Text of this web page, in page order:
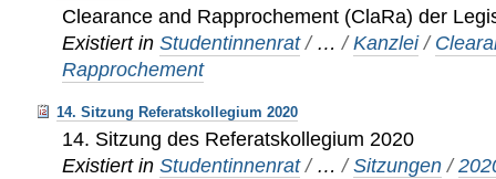
Clearance and Rapprochement (ClaRa) der
Existiert in Studentinnenrat / …/Kanzlei /
Rapprochement
14. Sitzung Referatskollegium 2020
14. Sitzung des Referatskollegium 2020
Existiert in Studentinnenrat / …/Sitzungen /